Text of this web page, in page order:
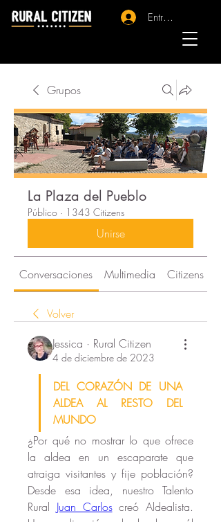
Entrar - Registro
Grupos
La Plaza del Pueblo
Público · 1343 Citizens
Unirse
Conversaciones Multimedia Citizens
Volver
Jessica · Rural Citizen
4 de diciembre de 2023
DEL CORAZÓN DE UNA
ALDEA AL RESTO DEL
MUNDO
¿Por qué no mostrar lo que ofrece
la aldea en un escaparate que
atraiga visitantes y fije población?
Desde esa idea, nuestro Talento
Rural Juan Carlos creó Aldealista.